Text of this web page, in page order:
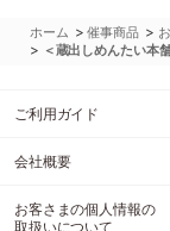
ホーム >催事商品 >
> ＜蔵出しめんたい本
ご利用ガイド
会社概要
お客さまの個人情報の
取扱いについて